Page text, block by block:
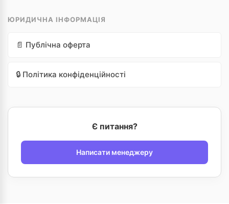
ЮРИДИЧНА ІНФОРМАЦІЯ
📄 Публічна оферта
🔒 Політика конфіденційності
Є питання?
Написати менеджеру